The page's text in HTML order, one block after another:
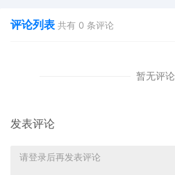
评论列表 共有 0 条评论
暂无评论
发表评论